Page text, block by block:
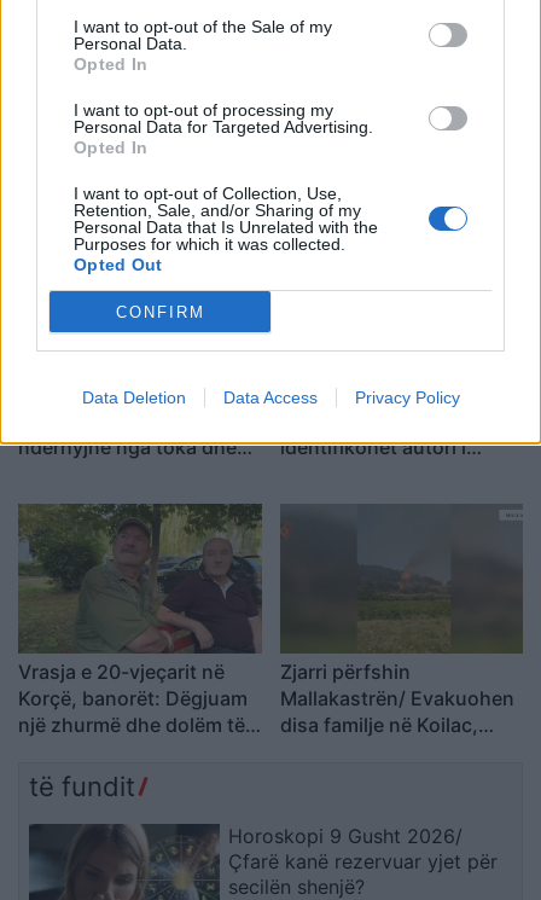
I want to opt-out of the Sale of my
Personal Data.
Opted In
I want to opt-out of processing my
Personal Data for Targeted Advertising.
Opted In
I want to opt-out of Collection, Use,
Retention, Sale, and/or Sharing of my
Personal Data that Is Unrelated with the
Purposes for which it was collected.
Opted Out
CONFIRM
Data Deletion Data Access Privacy Policy
Protestuesit vijojnë
marshimin pa u ndalur:
partisë!
Ditëve shumë të nxehta
po u vjen fundi?
kur nis rënia e
temperaturave
Zjarri në Krujë, Nufi dhe
ndërhyjnë nga toka dhe
E ndoqi me automatik dhe
identifikohet autori i
kërkim
Vrasja e 20-vjeçarit në
Korçë, banorët: Dëgjuam
një zhurmë dhe dolëm të
ndodhur
Zjarri përfshin
Mallakastrën/ Evakuohen
disa familje në Koilac,
të fundit
Horoskopi 9 Gusht 2026/
Çfarë kanë rezervuar yjet për
secilën shenjë?